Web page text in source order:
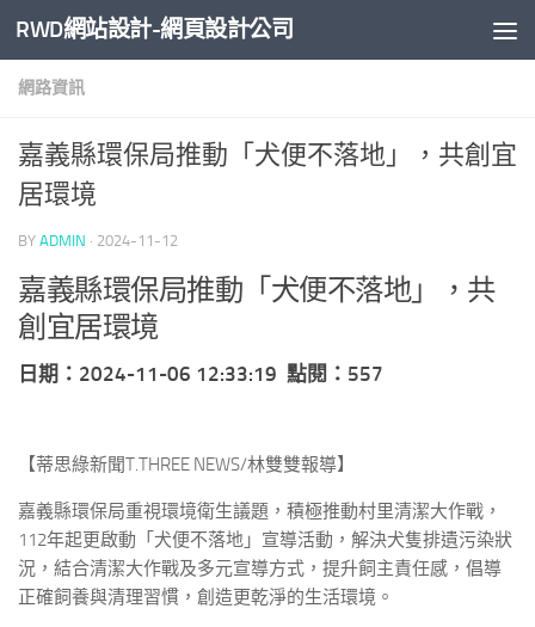
Skip to content
RWD網站設計-網頁設計公司
網路資訊
嘉義縣環保局推動「犬便不落地」，共創宜
居環境
BY ADMIN · 2024-11-12
嘉義縣環保局推動「犬便不落地」，共
創宜居環境
日期：2024-11-06 12:33:19 點閱：557
【蒂思綠新聞T.THREE NEWS/林雙雙報導】
嘉義縣環保局重視環境衛生議題，積極推動村里清潔大作戰，
112年起更啟動「犬便不落地」宣導活動，解決犬隻排遺污染狀
況，結合清潔大作戰及多元宣導方式，提升飼主責任感，倡導
正確飼養與清理習慣，創造更乾淨的生活環境。